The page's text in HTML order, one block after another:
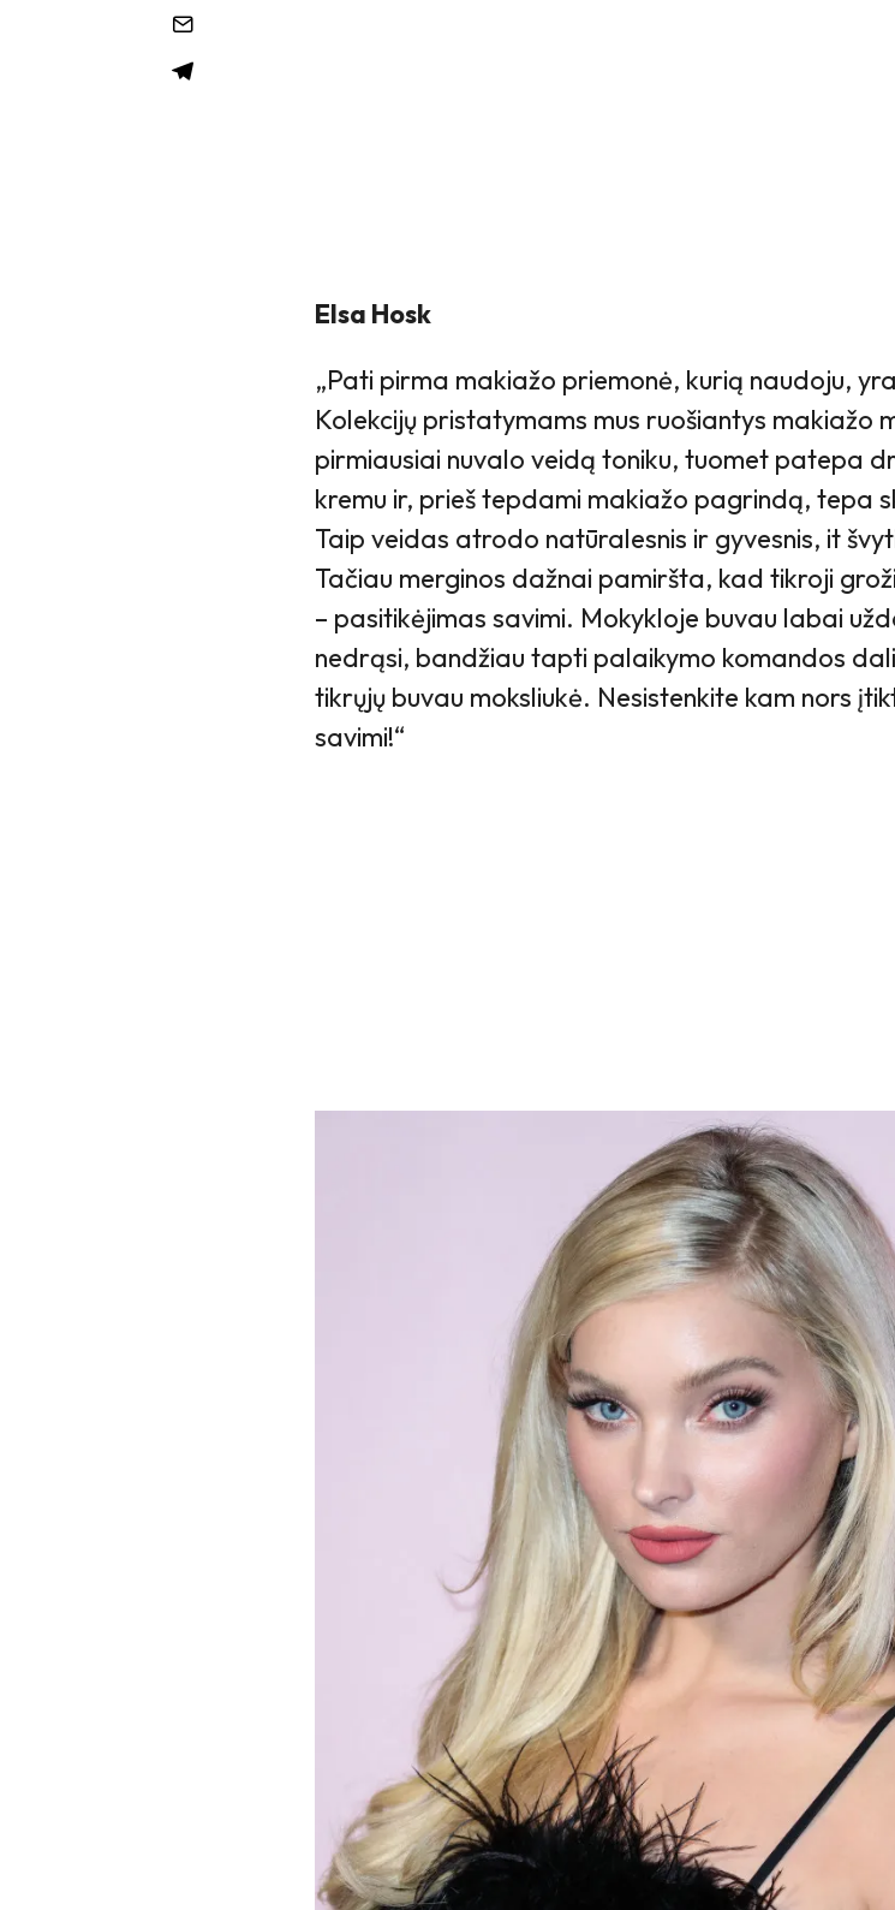
Elsa Hosk
„Pati pirma makiažo priemonė, kurią naudoju,
Kolekcijų pristatymams mus ruošiantys makiažo
pirmiausiai nuvalo veidą toniku, tuomet patepa
kremu ir, prieš tepdami makiažo pagrindą, tepa
Taip veidas atrodo natūralesnis ir gyvesnis, it
Tačiau merginos dažnai pamiršta, kad tikroji
– pasitikėjimas savimi. Mokykloje buvau labai
nedrąsi, bandžiau tapti palaikymo komandos
tikrųjų buvau moksliukė. Nesistenkite kam nors
savimi!“